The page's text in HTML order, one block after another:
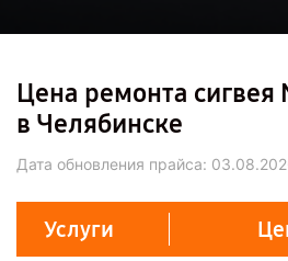
Цена ремонта
в Челябинске
Дата обновления прайса:
Услуги